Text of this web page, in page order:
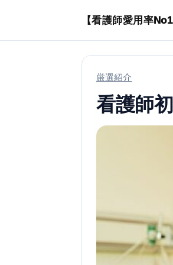
厳選紹介
看護師